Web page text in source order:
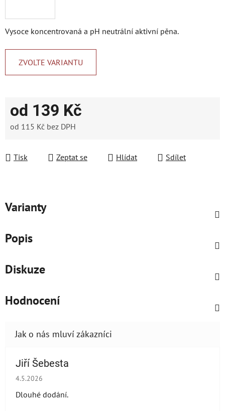
Vysoce koncentrovaná a pH neutrální aktivní pěna.
ZVOLTE VARIANTU
od 139 Kč
od 115 Kč bez DPH
Tisk
Zeptat se Hlídat Sdílet
Varianty
Popis
Diskuze
Hodnocení
Jiří Šebesta
Hodnocení obchodu je 2 z 5 hvězdiček.
4.5.2026
Dlouhé dodání.